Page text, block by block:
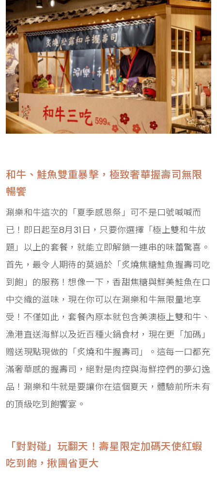
和牛、鮭魚雙重暴擊，極致奢華握壽司無限
暢饗
涮樂和牛這次的「夏季感恩祭」可不是口號喊喊而
已！即日起至8月31日，只要你選擇「極上雙和牛放
題」以上的套餐，就能立即解鎖一連串的味蕾驚喜。
首先，最令人期待的莫過於「炙燒焦糖鮭魚握壽司吃
到飽」的服務！想像一下，香甜焦糖與鮮美鮭魚在口
中交織的滋味，現在你可以在涮樂和牛無限量地享
受！不僅如此，套餐內原本就包含美澳極上雙和牛、
漁港直送海鮮以及近百種火鍋食材，現在更「加碼」
贈送現點現做的「炙燒和牛握壽司」。這每一口都充
滿奢華感的握壽司，絕對是肉控與海鮮控們的夢幻逸
品！涮樂和牛就是要讓你在這個夏天，體驗前所未有
的頂級吃到飽饗宴。
「對對碰」玩翻天！壽星限定加碼天使紅蝦
吃到飽，揪團省更大